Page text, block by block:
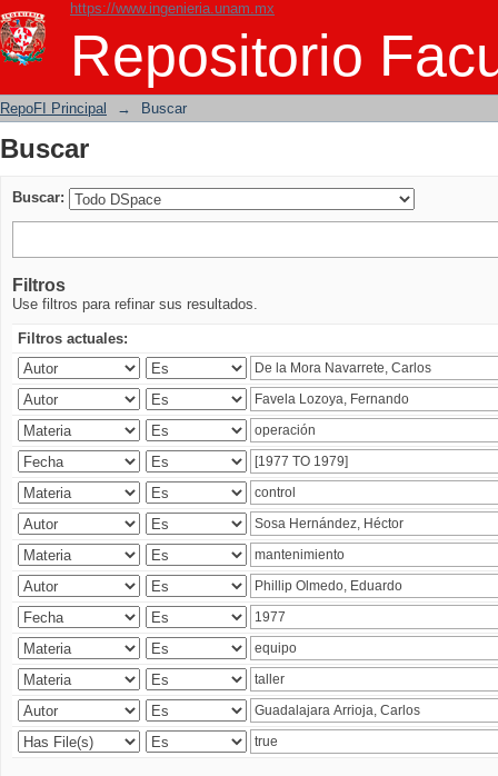
https://www.ingenieria.unam.mx
Repositorio
Buscar
RepoFI Principal → Buscar
Buscar
Buscar:
Filtros
Use filtros para refinar sus resultados.
Filtros actuales: